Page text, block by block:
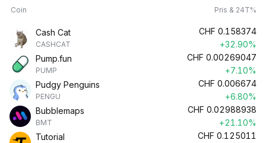
Coin Pris & 24T%
Cash Cat
CASHCAT
CHF 0.158374
+32.90%
Pump.fun
PUMP
CHF 0.00269047
+7.10%
Pudgy Penguins
PENGU
CHF 0.006674
+6.80%
Bubblemaps
BMT
CHF 0.02988938
+21.10%
Tutorial
CHF 0.125011